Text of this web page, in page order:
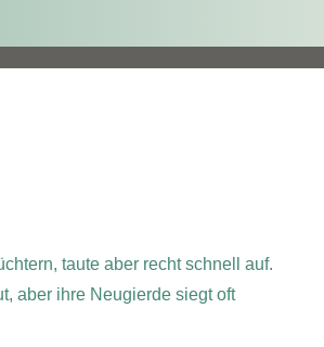
taute aber recht schnell auf.
aber ihre Neugierde siegt oft